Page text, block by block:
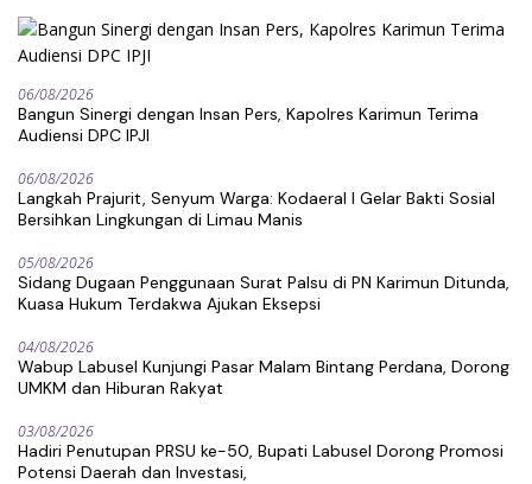
06/08/2026
Bangun Sinergi dengan Insan Pers, Kapolres Karimun Terima
Audiensi DPC IPJI
06/08/2026
Langkah Prajurit, Senyum Warga: Kodaeral I Gelar Bakti Sosial
Bersihkan Lingkungan di Limau Manis
05/08/2026
Sidang Dugaan Penggunaan Surat Palsu di PN Karimun Ditunda,
Kuasa Hukum Terdakwa Ajukan Eksepsi
04/08/2026
Wabup Labusel Kunjungi Pasar Malam Bintang Perdana, Dorong
UMKM dan Hiburan Rakyat
03/08/2026
Hadiri Penutupan PRSU ke-50, Bupati Labusel Dorong Promosi
Potensi Daerah dan Investasi,